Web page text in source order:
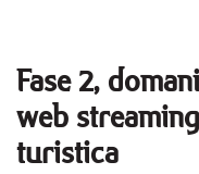
Fase 2,
web
turistica